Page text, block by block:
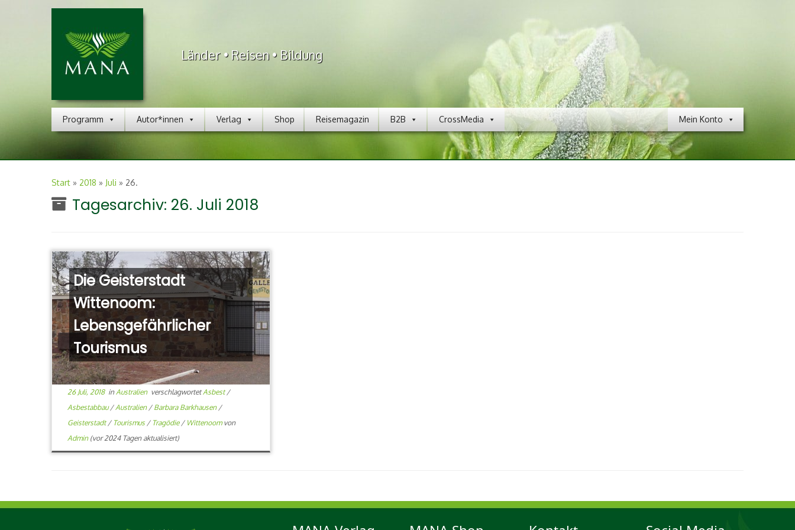
Länder • Reisen • Bildung
Programm Autor*innen Verlag Shop Reisemagazin B2B Mein Konto
CrossMedia
Start » 2018 » Juli » 26.
Tagesarchiv: 26. Juli 2018
Die Geisterstadt
Wittenoom:
Lebensgefährlicher
Tourismus
26 Juli, 2018in Australien verschlagwortetAsbest/
Asbestabbau/ Australien / Barbara Barkhausen /
Geisterstadt/ Tourismus / Tragödie / Wittenoom von
Admin(vor 2024 Tagen aktualisiert)